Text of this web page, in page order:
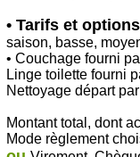
• Tarifs et
saison, basse,
• Couchage fourni
Linge toilette fourni
Nettoyage départ
Montant total, dont
Mode règlement